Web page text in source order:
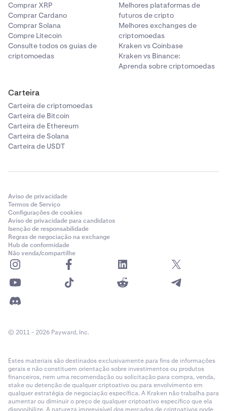
Comprar XRP
Comprar Cardano
Comprar Solana
Compre Litecoin
Consulte todos os guias de
criptomoedas
Melhores plataformas de
futuros de cripto
Melhores exchanges de
criptomoedas
Kraken vs Coinbase
Kraken vs Binance:
Aprenda sobre criptomoedas
Carteira
Carteira de criptomoedas
Carteira de Bitcoin
Carteira de Ethereum
Carteira de Solana
Carteira de USDT
Aviso de privacidade
Termos de Serviço
Configurações de cookies
Aviso de privacidade para candidatos
Isenção de responsabilidade
Regras de negociação na exchange
Hub de conformidade
Não venda/compartilhe
© 2011 - 2026 Payward, Inc.
Estes materiais são destinados exclusivamente para fins de informações
gerais e não constituem orientação sobre investimentos ou produtos
financeiros, nem uma recomendação ou solicitação para compra, venda,
stake ou detenção de qualquer criptoativo ou para envolvimento em
qualquer estratégia de negociação específica. A Kraken não trabalha para
aumentar ou diminuir o preço de qualquer criptoativo específico que ela